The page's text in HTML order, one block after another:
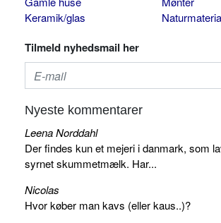
Keramik/glas
Tilmeld nyhedsmail her
Nyeste kommentarer
Leena Norddahl
Der findes kun et mejeri i danmark,
syrnet skummetmælk. Har...
Nicolas
Hvor køber man kavs (eller kaus..)?